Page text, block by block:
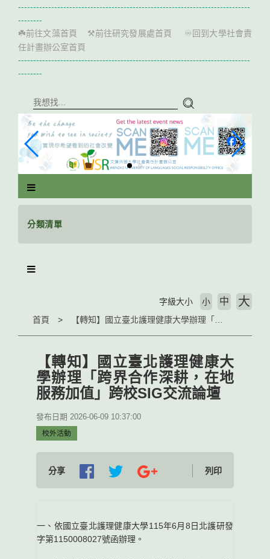
-----------------------------------------------------------------------------
--------
☘️前往文藻首頁 ⚒️前往研究發展處首頁 ♾️ 回到大學社會責
任計畫辦公室首頁
-----------------------------------------------------------------------------
--------
分類清單
首頁
字級大小 小 中 大
【轉知】國立臺北護理健康大
學辦理「跨界合作深耕，在地
服務加值」跨校SIG交流論壇
發布日期 2026-06-09 10:37:00
校外活動
分享 列印
一、依國立臺北護理健康大學115年6月8日北護研發
字第1150008027號函辦理。